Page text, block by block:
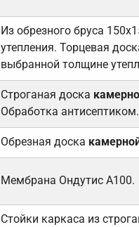
Из обрезного бруса
утепления. Торцевая
выбранной толщине
Строганая доска
Обработка антисептиком.
Обрезная доска
Мембрана Ондутис А100.
Стойки каркаса из